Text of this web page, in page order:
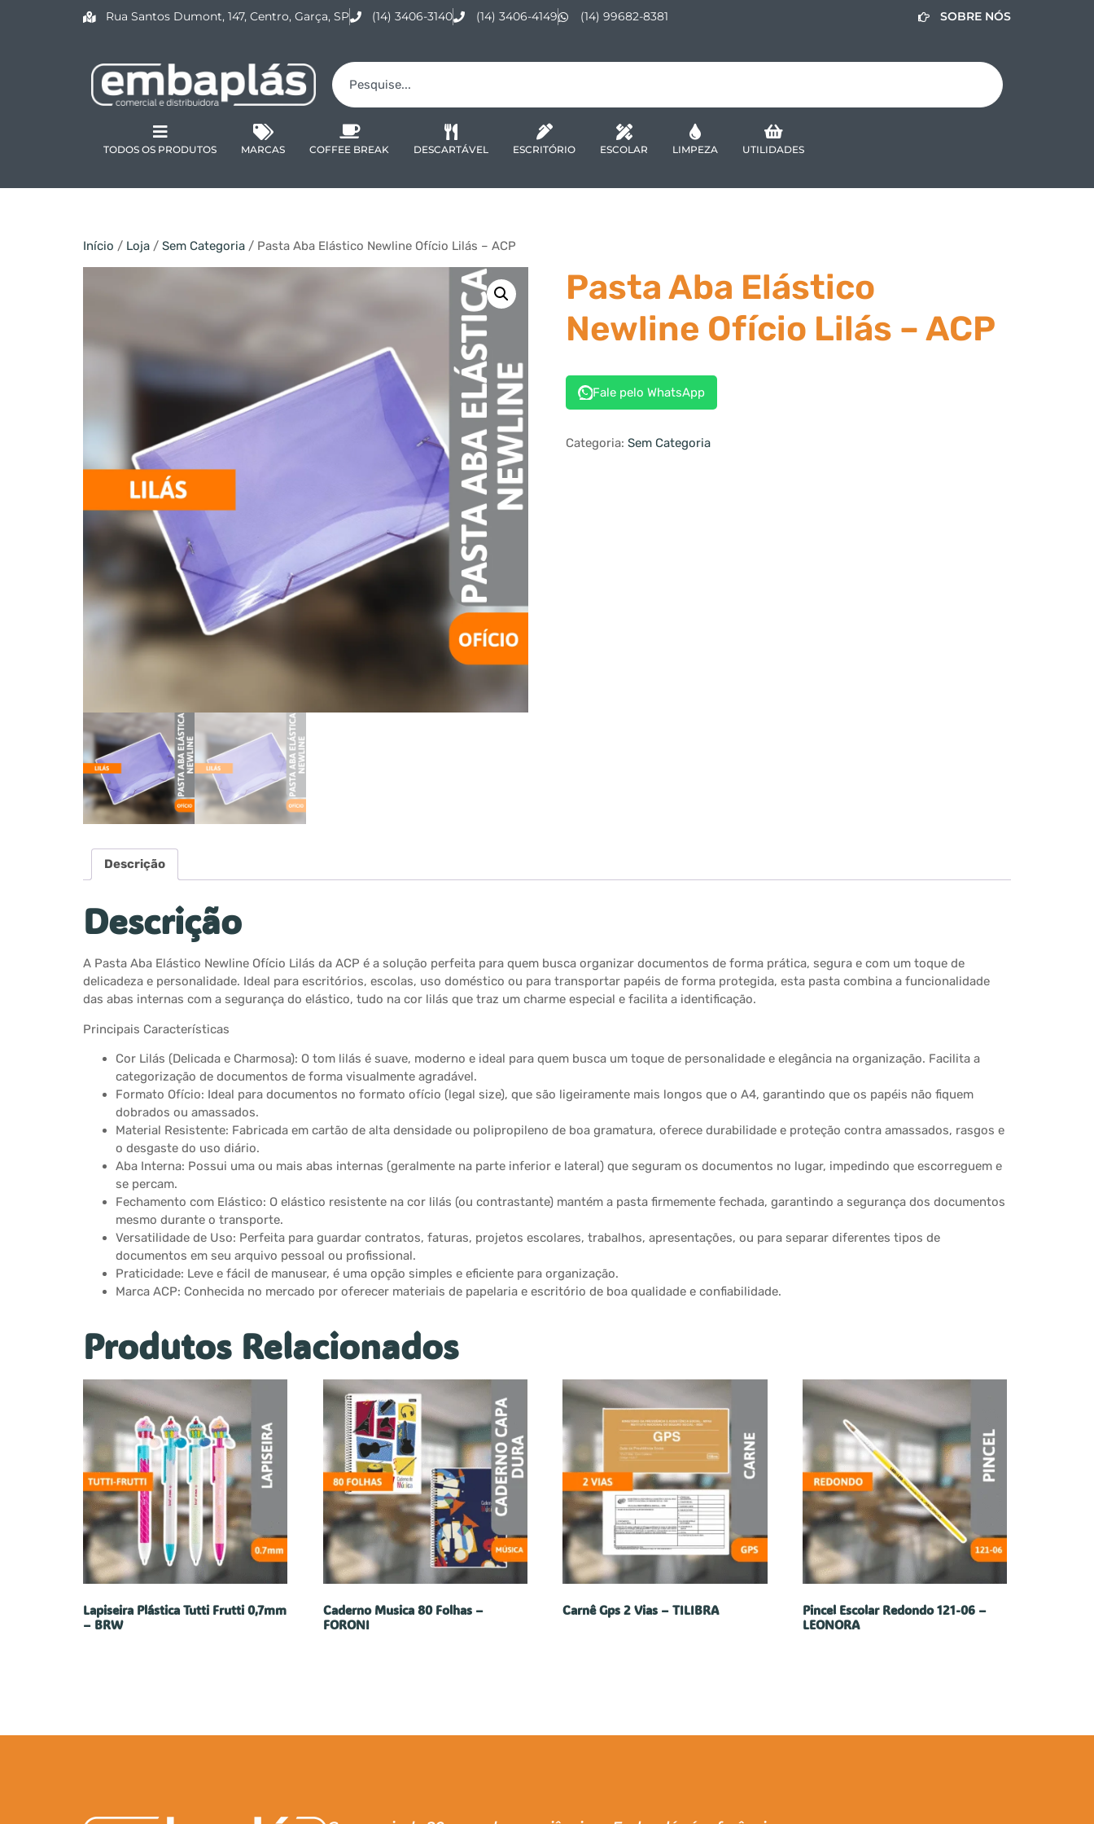
Rua Santos Dumont, 147, Centro, Garça, SP (14) 3406-3140 (14) 3406-4149 (14) 99682-8381 SOBRE NÓS
TODOS OS PRODUTOS MARCAS COFFEE BREAK DESCARTÁVEL ESCRITÓRIO ESCOLAR LIMPEZA UTILIDADES
Início / Loja / Sem Categoria / Pasta Aba Elástico Newline Ofício Lilás – ACP
Pasta Aba Elástico
Newline Ofício Lilás – ACP
Fale pelo WhatsApp
Categoria: Sem Categoria
Descrição
Descrição
A Pasta Aba Elástico Newline Ofício Lilás da ACP é a solução perfeita para quem busca organizar documentos de forma prática, segura e com um toque de
delicadeza e personalidade. Ideal para escritórios, escolas, uso doméstico ou para transportar papéis de forma protegida, esta pasta combina a funcionalidade
das abas internas com a segurança do elástico, tudo na cor lilás que traz um charme especial e facilita a identificação.
Principais Características
Cor Lilás (Delicada e Charmosa): O tom lilás é suave, moderno e ideal para quem busca um toque de personalidade e elegância na organização. Facilita a
categorização de documentos de forma visualmente agradável.
Formato Ofício: Ideal para documentos no formato ofício (legal size), que são ligeiramente mais longos que o A4, garantindo que os papéis não fiquem
dobrados ou amassados.
Material Resistente: Fabricada em cartão de alta densidade ou polipropileno de boa gramatura, oferece durabilidade e proteção contra amassados, rasgos e
o desgaste do uso diário.
Aba Interna: Possui uma ou mais abas internas (geralmente na parte inferior e lateral) que seguram os documentos no lugar, impedindo que escorreguem e
se percam.
Fechamento com Elástico: O elástico resistente na cor lilás (ou contrastante) mantém a pasta firmemente fechada, garantindo a segurança dos documentos
mesmo durante o transporte.
Versatilidade de Uso: Perfeita para guardar contratos, faturas, projetos escolares, trabalhos, apresentações, ou para separar diferentes tipos de
documentos em seu arquivo pessoal ou profissional.
Praticidade: Leve e fácil de manusear, é uma opção simples e eficiente para organização.
Marca ACP: Conhecida no mercado por oferecer materiais de papelaria e escritório de boa qualidade e confiabilidade.
Produtos Relacionados
Lapiseira Plástica Tutti Frutti 0,7mm
– BRW
Caderno Musica 80 Folhas –
FORONI
Carnê Gps 2 Vias – TILIBRA
Pincel Escolar Redondo 121-06 –
LEONORA